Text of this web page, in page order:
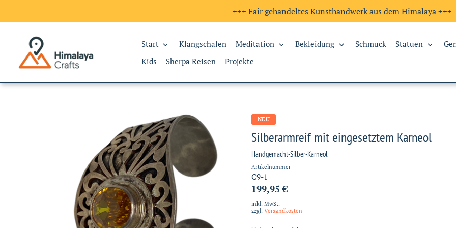
+++ Fair gehandeltes Kunsthandwerk aus dem Himalaya +++
Start Klangschalen Meditation Bekleidung Schmuck Statuen
Kids
Sherpa Reisen Projekte
NEU
Silberarmreif mit eingesetztem Karneol
Handgemacht-Silber-Karneol
Artikelnummer
C9-1
199,95 €
inkl. MwSt.
zzgl. Versandkosten